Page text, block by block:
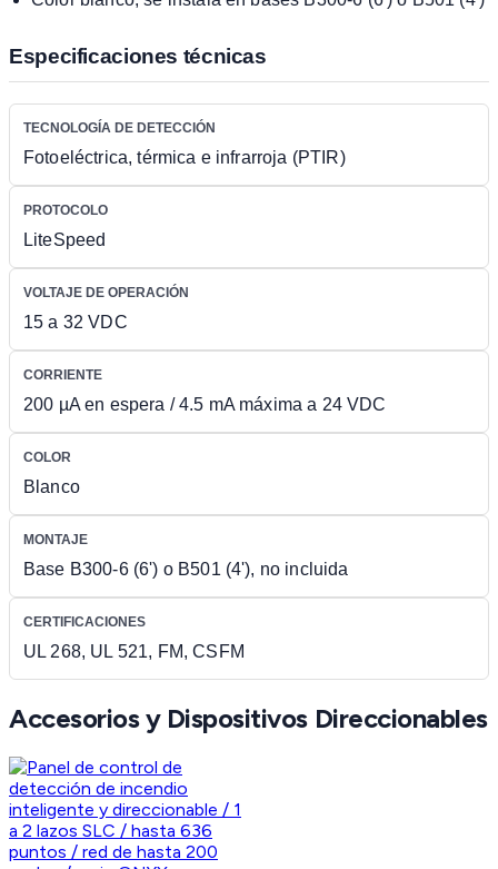
Especificaciones técnicas
TECNOLOGÍA DE DETECCIÓN
Fotoeléctrica, térmica e infrarroja (PTIR)
PROTOCOLO
LiteSpeed
VOLTAJE DE OPERACIÓN
15 a 32 VDC
CORRIENTE
200 µA en espera / 4.5 mA máxima a 24 VDC
COLOR
Blanco
MONTAJE
Base B300-6 (6') o B501 (4'), no incluida
CERTIFICACIONES
UL 268, UL 521, FM, CSFM
Accesorios y Dispositivos Direccionables